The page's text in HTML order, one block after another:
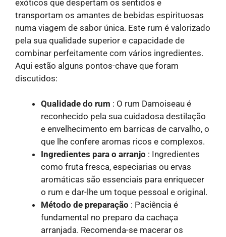
exóticos que despertam os sentidos e
transportam os amantes de bebidas espirituosas
numa viagem de sabor única. Este rum é valorizado
pela sua qualidade superior e capacidade de
combinar perfeitamente com vários ingredientes.
Aqui estão alguns pontos-chave que foram
discutidos:
Qualidade do rum : O rum Damoiseau é
reconhecido pela sua cuidadosa destilação
e envelhecimento em barricas de carvalho, o
que lhe confere aromas ricos e complexos.
Ingredientes para o arranjo : Ingredientes
como fruta fresca, especiarias ou ervas
aromáticas são essenciais para enriquecer
o rum e dar-lhe um toque pessoal e original.
Método de preparação : Paciência é
fundamental no preparo da cachaça
arranjada. Recomenda-se macerar os